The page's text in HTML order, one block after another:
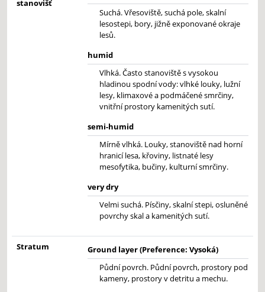
stanovišť
Suchá. Vřesoviště, suchá pole, skalní
lesostepi, bory, jižně exponované okraje
lesů.
humid
Vlhká. Často stanoviště s vysokou
hladinou spodní vody: vlhké louky, lužní
lesy, klimaxové a podmáčené smrčiny,
vnitřní prostory kamenitých sutí.
semi-humid
Mírně vlhká. Louky, stanoviště nad horní
hranicí lesa, křoviny, listnaté lesy
mesofytika, bučiny, kulturní smrčiny.
very dry
Velmi suchá. Písčiny, skalní stepi, osluněné
povrchy skal a kamenitých sutí.
Stratum
Ground layer (Preference: Vysoká)
Půdní povrch. Půdní povrch, prostory pod
kameny, prostory v detritu a mechu.